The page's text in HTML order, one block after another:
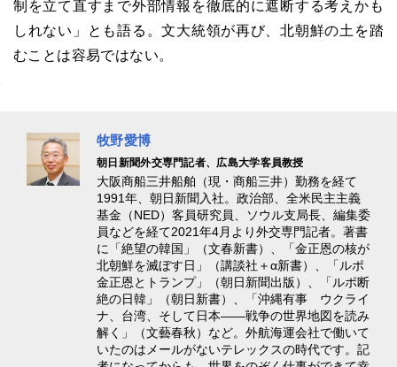
制を立て直すまで外部情報を徹底的に遮断する考えかも
しれない」とも語る。文大統領が再び、北朝鮮の土を踏
むことは容易ではない。
牧野愛博
朝日新聞外交専門記者、広島大学客員教授
大阪商船三井船舶（現・商船三井）勤務を経て
1991年、朝日新聞入社。政治部、全米民主主義
基金（NED）客員研究員、ソウル支局長、編集委
員などを経て2021年4月より外交専門記者。著書
に「絶望の韓国」（文春新書）、「金正恩の核が
北朝鮮を滅ぼす日」（講談社＋α新書）、「ルポ
金正恩とトランプ」（朝日新聞出版）、「ルポ断
絶の日韓」（朝日新書）、「沖縄有事 ウクライ
ナ、台湾、そして日本――戦争の世界地図を読み
解く」（文藝春秋）など。外航海運会社で働いて
いたのはメールがないテレックスの時代です。記